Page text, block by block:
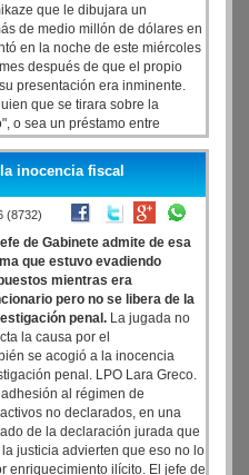
que le dibujara un
de medio millón de dólares en
en la noche de este miércoles
después de que el propio
presentación era inminente.
que se tirara sobre la
o sea un préstamo entre
pese a que había
Milei que iba a resolver
que le hiciera el favor de
inocencia fiscal
(8732)
de Gabinete admite de esa
que estuvo evadiendo
mientras era
pero no se libera de la
penal. La jugada no
la causa por el
se acogió a la inocencia
penal. LPO Lara Greco.
al régimen de
no declarados, en una
de la declaración jurada que
justicia advierten que eso no lo
enriquecimiento ilícito. El jefe de